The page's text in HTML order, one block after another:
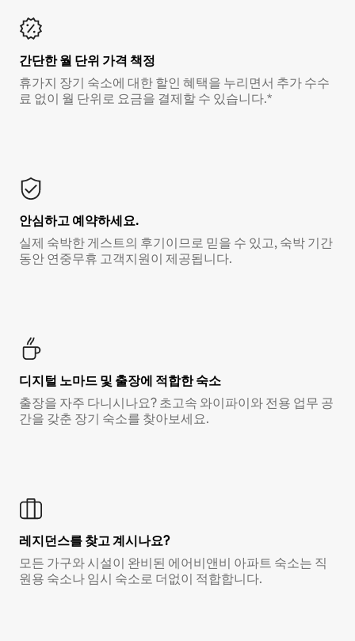
간단한 월 단위 가격 책정
휴가지 장기 숙소에 대한 할인 혜택을 누리면서 추가 수수
료 없이 월 단위로 요금을 결제할 수 있습니다.*
안심하고 예약하세요.
실제 숙박한 게스트의 후기이므로 믿을 수 있고, 숙박 기간
동안 연중무휴 고객지원이 제공됩니다.
디지털 노마드 및 출장에 적합한 숙소
출장을 자주 다니시나요? 초고속 와이파이와 전용 업무 공
간을 갖춘 장기 숙소를 찾아보세요.
레지던스를 찾고 계시나요?
모든 가구와 시설이 완비된 에어비앤비 아파트 숙소는 직
원용 숙소나 임시 숙소로 더없이 적합합니다.